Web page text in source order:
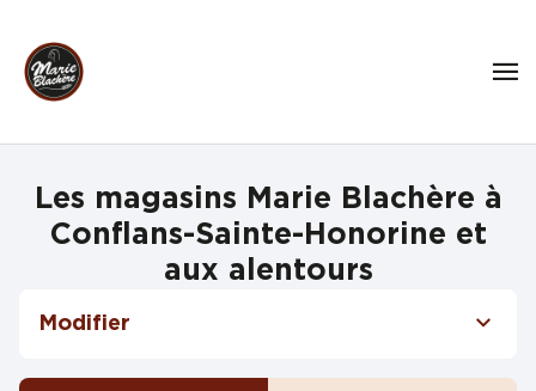
Les magasins Marie Blachère à
Conflans-Sainte-Honorine et
aux alentours
Modifier